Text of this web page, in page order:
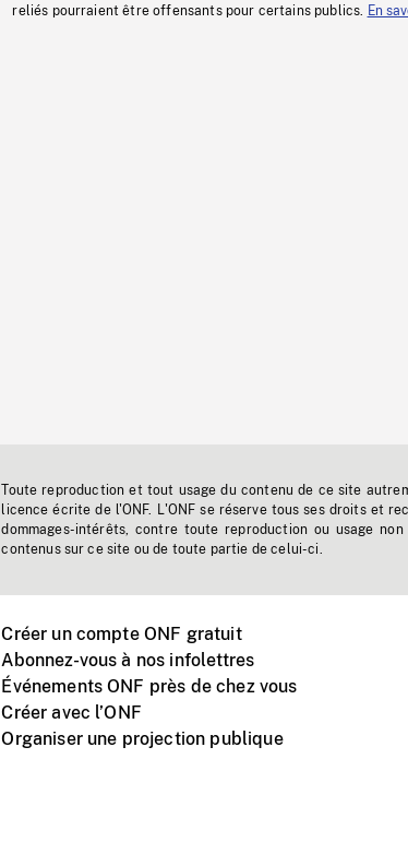
reliés pourraient être offensants pour certains publics.
En
Toute reproduction et tout usage du contenu de ce site
licence écrite de l'ONF. L'ONF se réserve tous ses droits et
dommages-intérêts, contre toute reproduction ou usage
contenus sur ce site ou de toute partie de celui-ci.
Créer un compte ONF gratuit
Abonnez-vous à nos infolettres
Événements ONF près de chez vous
Créer avec l’ONF
Organiser une projection publique